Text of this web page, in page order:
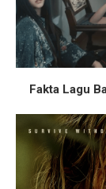
Fakta Lagu